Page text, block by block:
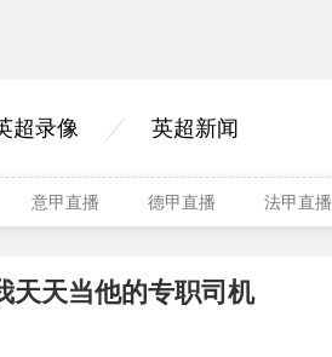
超录像 英超新闻
意甲直播 德甲直播 法甲直播
天天当他的专职司机